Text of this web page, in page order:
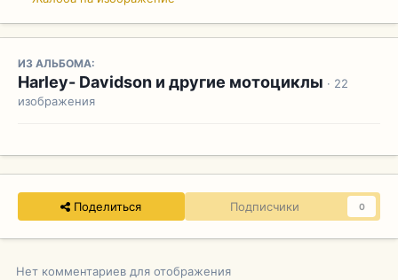
ИЗ АЛЬБОМА:
Harley- Davidson и другие мотоциклы · 22
изображения
Поделиться Подписчики 0
Нет комментариев для отображения